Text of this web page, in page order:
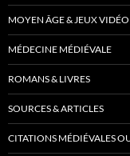
MOYEN ÂGE & JEUX VIDÉO
MÉDECINE MÉDIÉVALE
ROMANS & LIVRES
SOURCES & ARTICLES
CITATIONS MÉDIÉVALES